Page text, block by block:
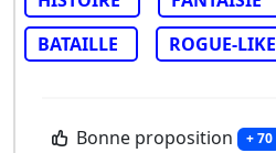
BATAILLE
ROGUE-LIKE
Bonne proposition + 70